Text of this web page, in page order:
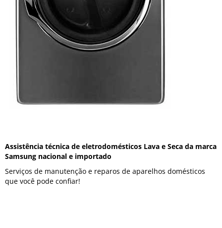
Assistência técnica de eletrodomésticos Lava e Seca da marca
Samsung nacional e importado
Serviços de manutenção e reparos de aparelhos domésticos
que você pode confiar!